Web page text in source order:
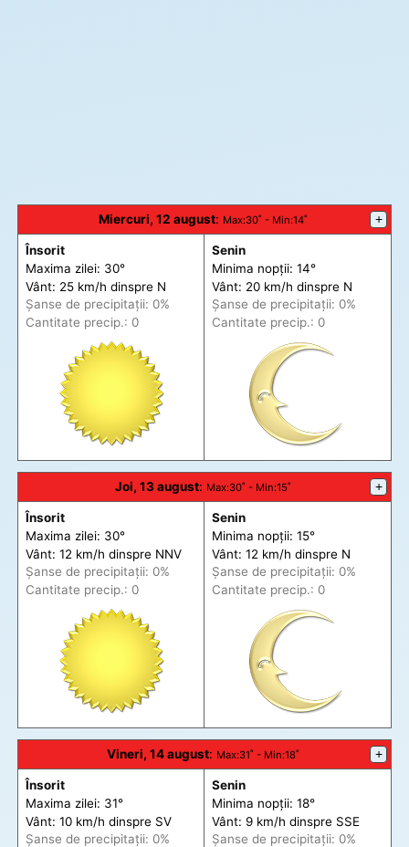
Miercuri, 12 august: Max:30˚ - Min:14˚ +
Însorit
Maxima zilei: 30°
Vânt: 25 km/h dinspre N
Șanse de precipitații: 0%
Cantitate precip.: 0
Senin
Minima nopții: 14°
Vânt: 20 km/h dinspre N
Șanse de precipitații: 0%
Cantitate precip.: 0
Joi, 13 august: Max:30˚ - Min:15˚ +
Însorit
Maxima zilei: 30°
Vânt: 12 km/h dinspre NNV
Șanse de precipitații: 0%
Cantitate precip.: 0
Senin
Minima nopții: 15°
Vânt: 12 km/h dinspre N
Șanse de precipitații: 0%
Cantitate precip.: 0
Vineri, 14 august: Max:31˚ - Min:18˚ +
Însorit
Maxima zilei: 31°
Vânt: 10 km/h dinspre SV
Șanse de precipitații: 0%
Senin
Minima nopții: 18°
Vânt: 9 km/h dinspre SSE
Șanse de precipitații: 0%